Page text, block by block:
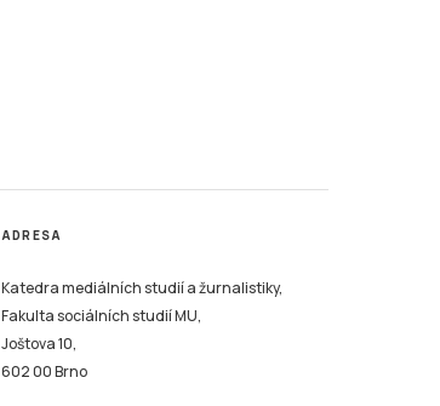
ADRESA
Katedra mediálních studií a žurnalistiky,
Fakulta sociálních studií MU,
Joštova 10,
602 00 Brno